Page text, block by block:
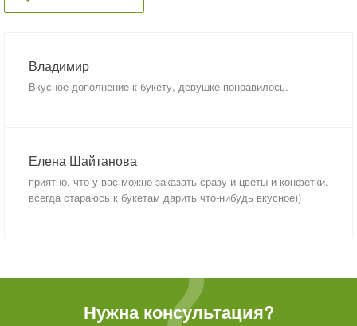
Владимир
Вкусное дополнение к букету, девушке понравилось.
Елена Шайтанова
приятно, что у вас можно заказать сразу и цветы и конфетки.
всегда стараюсь к букетам дарить что-нибудь вкусное))
Нужна консультация?